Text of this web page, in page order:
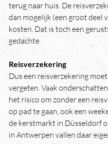
terug naar huis. De
dan mogelijk (een groot deel
kosten. Dat is toch een
gedachte.
Reisverzekering
Dus een reisverzekering
vergeten. Vaak
het risico om zonder een
op pad te gaan, ook een
de kerstmarkt in Düsseldorf
in Antwerpen vallen daar